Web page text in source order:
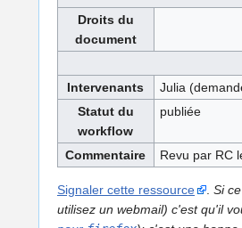
Droits du
document
Intervenants
Julia
Statut du
workflow
publiée
Commentaire Revu par RC
Signaler cette ressource
Si
utilisez un webmail) c'est qu'il